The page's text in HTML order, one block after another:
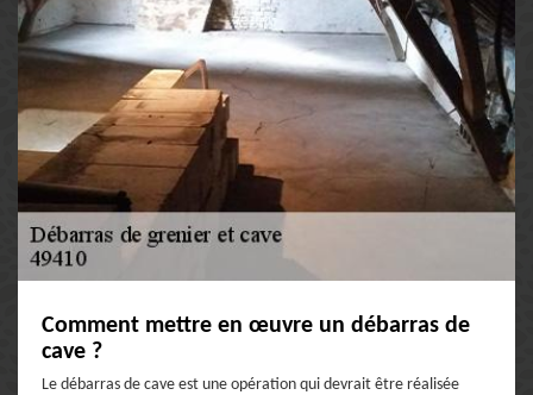
Comment mettre en œuvre un débarras de
cave ?
Le débarras de cave est une opération qui devrait être réalisée